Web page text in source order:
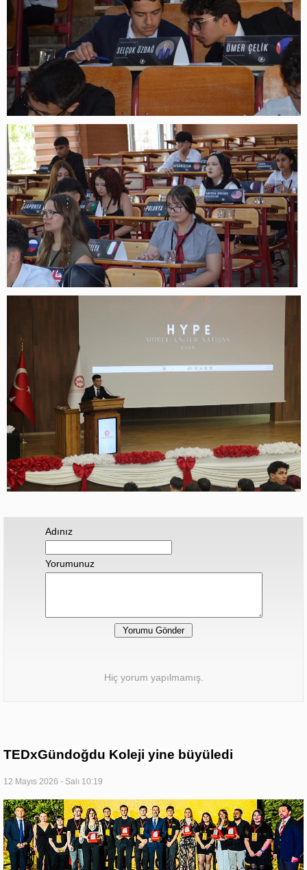
Adınız
Yorumunuz
Hiç yorum yapılmamış.
TEDxGündoğdu Koleji yine büyüledi
12 Mayıs 2026 - Salı 10:19